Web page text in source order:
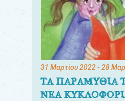
31 Μαρτίου 2022- 28
ΤΑ ΠΑΡΑΜΥΘΙΑ
ΝΕΑ